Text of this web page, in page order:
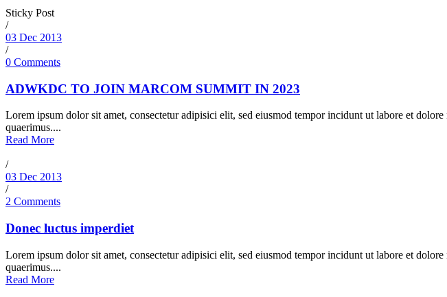
Sticky Post
/
03 Dec 2013
/
0 Comments
ADWKDC TO JOIN MARCOM SUMMIT IN 2023
Lorem ipsum dolor sit amet, consectetur adipisici elit, sed eiusmod tempor incidunt ut labore et
quaerimus....
Read More
/
03 Dec 2013
/
2 Comments
Donec luctus imperdiet
Lorem ipsum dolor sit amet, consectetur adipisici elit, sed eiusmod tempor incidunt ut labore et
quaerimus....
Read More